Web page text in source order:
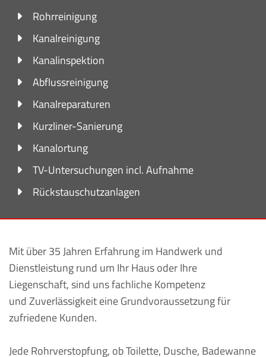
Rohrreinigung
Kanalreinigung
Kanalinspektion
Abflussreinigung
Kanalreparaturen
Kurzliner-Sanierung
Kanalortung
TV-Untersuchungen incl. Aufnahme
Rückstauschutzanlagen
Mit über 35 Jahren Erfahrung im Handwerk und
Dienstleistung rund um Ihr Haus oder Ihre
Liegenschaft, sind uns fachliche Kompetenz
und Zuverlässigkeit eine Grundvoraussetzung für
zufriedene Kunden.
Jede Rohrverstopfung, ob Toilette, Dusche, Badewanne